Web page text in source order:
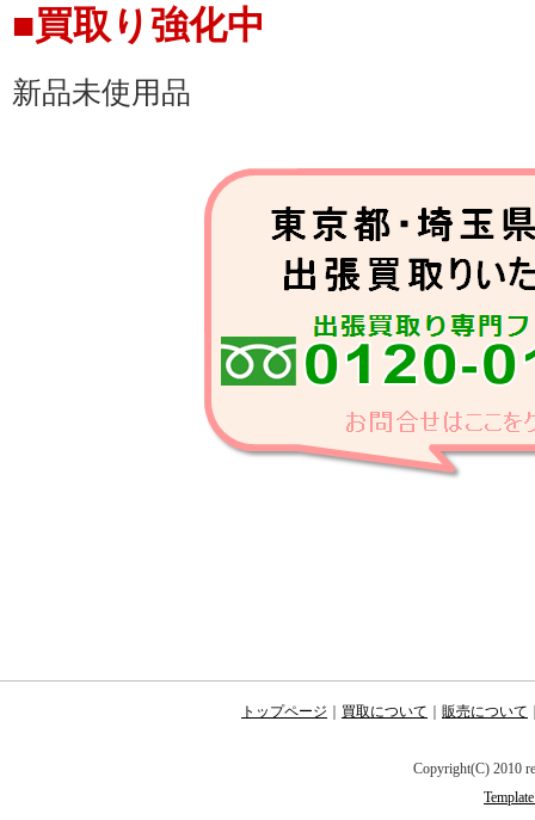
東松山市のエアロバイク売
トにお売り下さい。
東松山市エアロバイク買取
エアロバイク買取東松山市
バイク出張買取東松山市
リサイクルショップ ネクス
など東松山市全域へ出張買
東松山市のエアロバイク出
■買取り強化中
新品未使用品
トップページ ｜ 買取について ｜ 販売について
Copyright(C) 2010